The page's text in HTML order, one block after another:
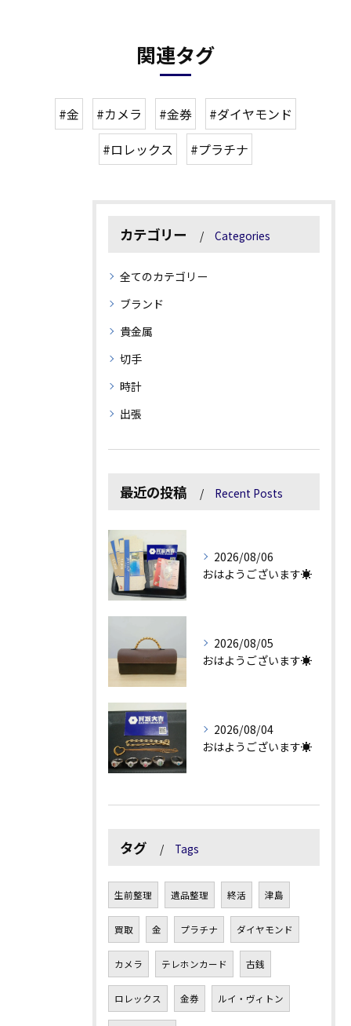
関連タグ
#金 #カメラ #金券
#ダイヤモンド
#ロレックス
#プラチナ
カテゴリー Categories
全てのカテゴリー
ブランド
貴金属
切手
時計
出張
最近の投稿 Recent Posts
2026/08/06
おはようございます☀
2026/08/05
おはようございます☀
2026/08/04
おはようございます☀
タグ Tags
生前整理 遺品整理 終活 津島
買取 金 プラチナ ダイヤモンド
カメラ テレホンカード 古銭
ロレックス 金券 ルイ・ヴィトン